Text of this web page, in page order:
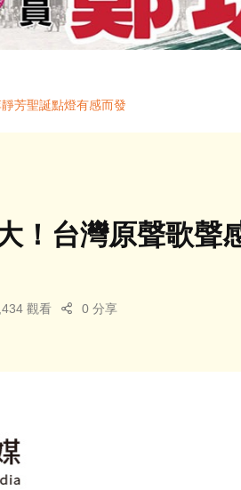
芳聖誕點燈有感而發
！台灣原聲歌聲
觀看 0 分享